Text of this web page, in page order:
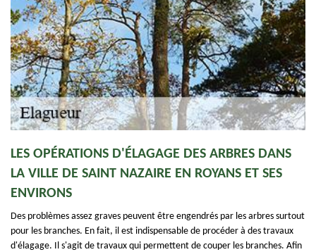
LES OPÉRATIONS D'ÉLAGAGE DES ARBRES DANS
LA VILLE DE SAINT NAZAIRE EN ROYANS ET SES
ENVIRONS
Des problèmes assez graves peuvent être engendrés par les arbres surtout
pour les branches. En fait, il est indispensable de procéder à des travaux
d'élagage. Il s'agit de travaux qui permettent de couper les branches. Afin